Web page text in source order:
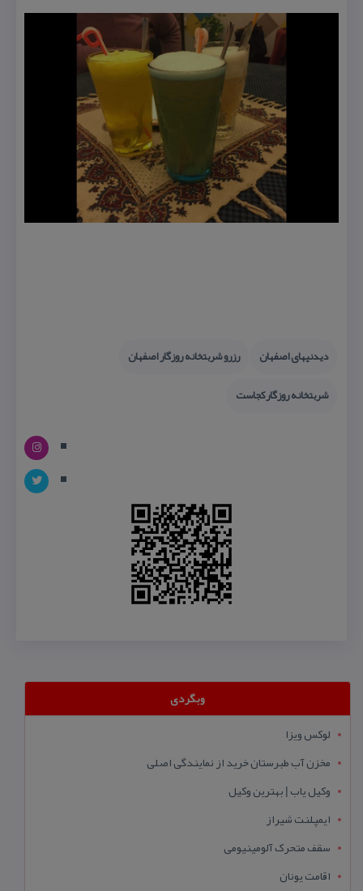
دیدنیهای اصفهان
رزرو شربتخانه روزگار اصفهان
شربتخانه روزگاركجاست
وبگردی
لوکس ویزا
مخزن آب طبرستان خرید از نمایندگی اصلی
وکیل یاب | بهترین وکیل
ایمپلنت شیراز
سقف متحرک آلومینیومی
اقامت یونان